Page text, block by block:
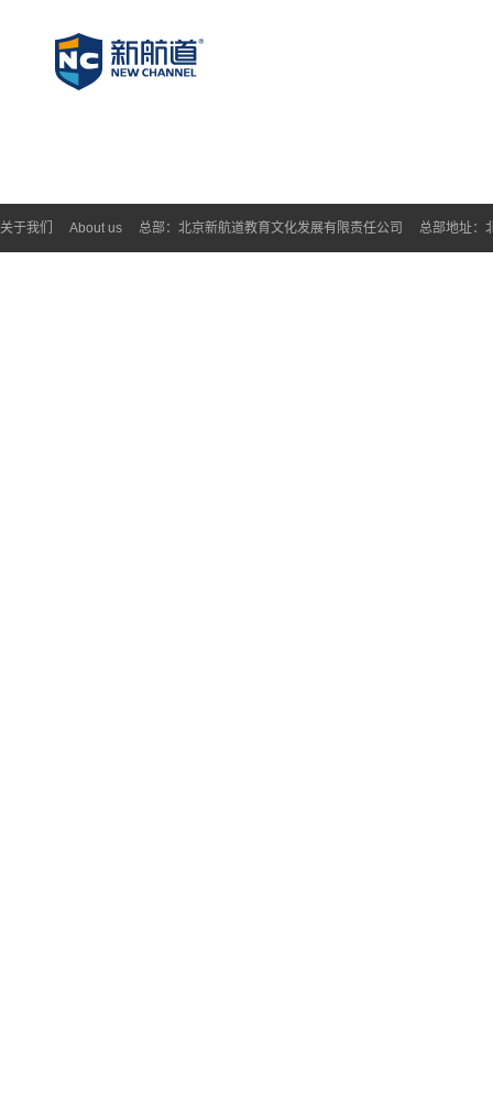
关于我们 About us 总部：北京新航道教育文化发展有限责任公司 总部地址：